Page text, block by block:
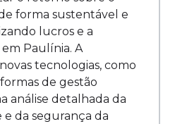
forma sustentável e
lucros e a
Paulínia. A
tecnologias, como
de gestão
análise detalhada da
da segurança da